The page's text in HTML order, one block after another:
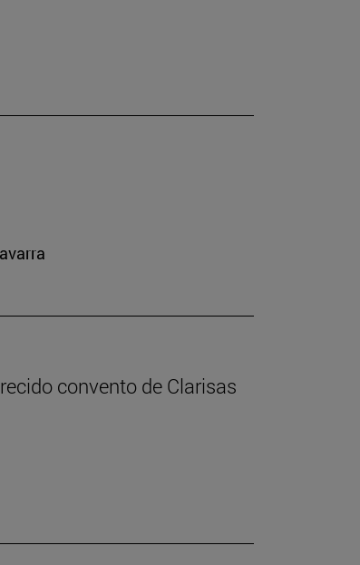
convento de Clarisas